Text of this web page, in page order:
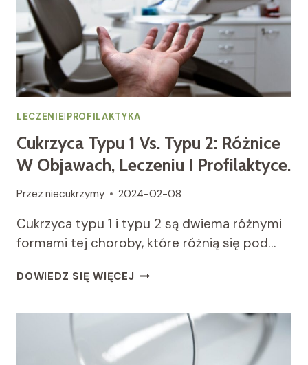
LECZENIE|PROFILAKTYKA
Cukrzyca Typu 1 Vs. Typu 2: Różnice
W Objawach, Leczeniu I Profilaktyce.
Przez niecukrzymy 2024-02-08
Cukrzyca typu 1 i typu 2 są dwiema różnymi
formami tej choroby, które różnią się pod…
DOWIEDZ SIĘ WIĘCEJ CUKRZYCA
TYPU
2: